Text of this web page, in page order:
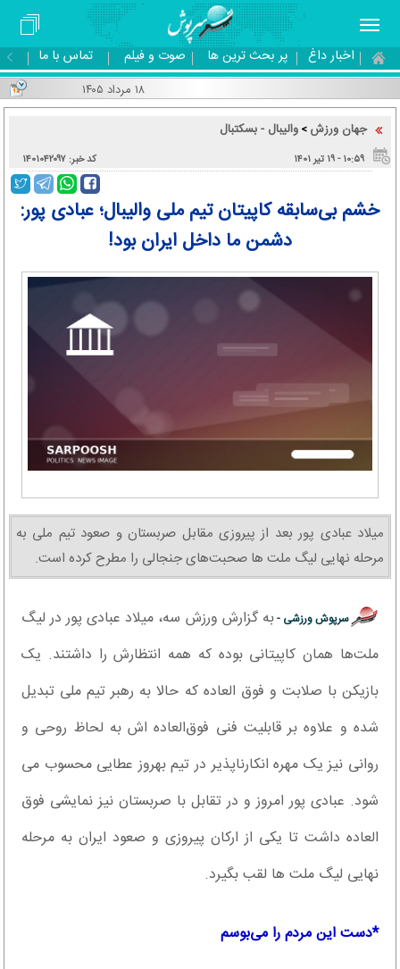
اخبار داغ پر بحث ترین ها صوت و فیلم تماس با ما
۱۸ مرداد ۱۴۰۵
جهان ورزش > والیبال - بسکتبال
۱۰:۵۹ - ۱۹ تير ۱۴۰۱ کد خبر: ۱۴۰۱۰۴۲۰۹۷
خشم بی‌سابقه کاپیتان تیم ملی والیبال؛ عبادی پور:
دشمن ما داخل ایران بود!
میلاد عبادی پور بعد از پیروزی مقابل صربستان و صعود تیم ملی به
مرحله نهایی لیگ ملت ها صحبت‌های جنجالی را مطرح کرده است.
سرپوش ورزشی -به گزارش ورزش سه، میلاد عبادی پور در لیگ
ملت‌ها همان کاپیتانی بوده که همه انتظارش را داشتند. یک
بازیکن با صلابت و فوق العاده که حالا به رهبر تیم ملی تبدیل
شده و علاوه بر قابلیت فنی فوق‌العاده اش به لحاظ روحی و
روانی نیز یک مهره انکارناپذیر در تیم بهروز عطایی محسوب می
شود. عبادی پور امروز و در تقابل با صربستان نیز نمایشی فوق
العاده داشت تا یکی از ارکان پیروزی و صعود ایران به مرحله
نهایی لیگ ملت ها لقب بگیرد.
*دست این مردم را می‌بوسم